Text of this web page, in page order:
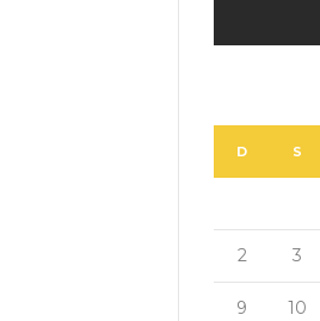
D S
2 3
9 10